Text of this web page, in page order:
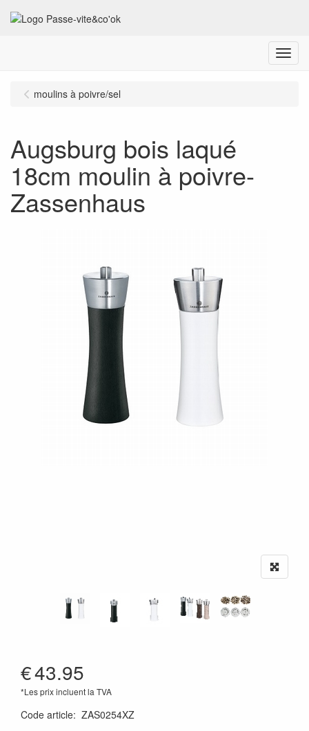
Menu
moulins à poivre/sel
Augsburg bois laqué
18cm moulin à poivre-
Zassenhaus
€43.95
*Les prix incluent la TVA
Code article: ZAS0254XZ